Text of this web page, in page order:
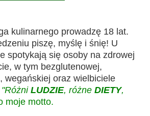
kulinarnego prowadzę 18 lat.
piszę, myślę i śnię! U
spotykają się osoby na zdrowej
w tym bezglutenowej,
wegańskiej oraz wielbiciele
"Różni LUDZIE, różne DIETY,
moje motto.